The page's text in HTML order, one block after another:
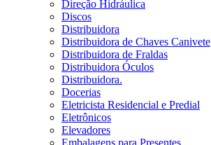
Direção Hidráulica
Discos
Distribuidora
Distribuidora de Chaves Canivete
Distribuidora de Fraldas
Distribuidora Óculos
Distribuidora.
Docerias
Eletricista Residencial e Predial
Eletrônicos
Elevadores
Embalagens para Presentes